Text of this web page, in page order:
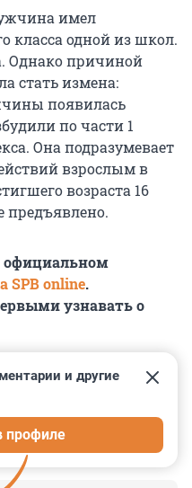
имел
класса одной из школ.
Однако причиной
стать измена:
появилась
по части 1
Она подразумевает
взрослым в
возраста 16
предъявлено.
официальном
SPB online.
узнавать о
и другие
профиле